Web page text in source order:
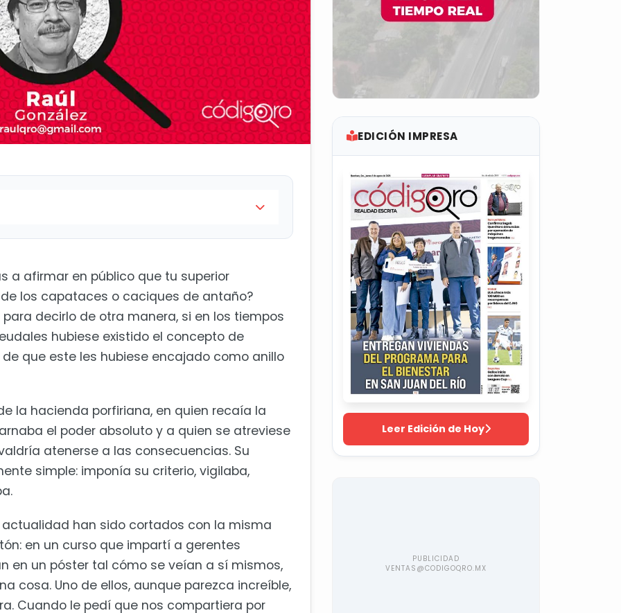
a afirmar en público que tu superior
los capataces o caciques de antaño?
para decirlo de otra manera, si en los tiempos
hubiese existido el concepto de
que este les hubiese encajado como anillo
la hacienda porfiriana, en quien recaía la
el poder absoluto y a quien se atreviese
atenerse a las consecuencias. Su
simple: imponía su criterio, vigilaba,
han sido cortados con la misma
en un curso que impartí a gerentes
en un póster tal cómo se veían a sí mismos,
cosa. Uno de ellos, aunque parezca increíble,
Cuando le pedí que nos compartiera por
EDICIÓN IMPRESA
Leer Edición de Hoy